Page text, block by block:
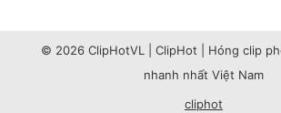
© 2026 ClipHotVL | ClipHot | Hóng clip
nhanh nhất Việt Nam
cliphot